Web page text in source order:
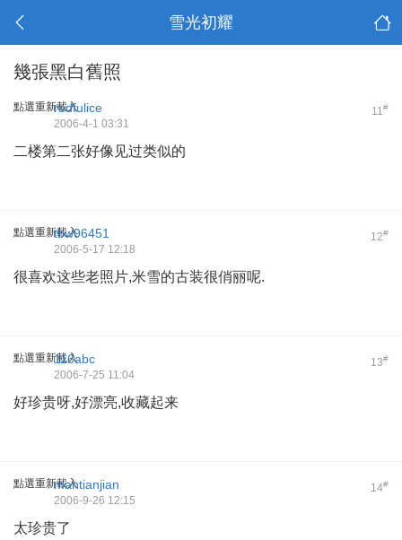
雪光初耀
幾張黑白舊照
點選重新載入 11#
redfulice
2006-4-1 03:31
二楼第二张好像见过类似的
點選重新載入 12#
tbw96451
2006-5-17 12:18
很喜欢这些老照片,米雪的古装很俏丽呢.
點選重新載入 13#
116abc
2006-7-25 11:04
好珍贵呀,好漂亮,收藏起来
點選重新載入 14#
mantianjian
2006-9-26 12:15
太珍贵了